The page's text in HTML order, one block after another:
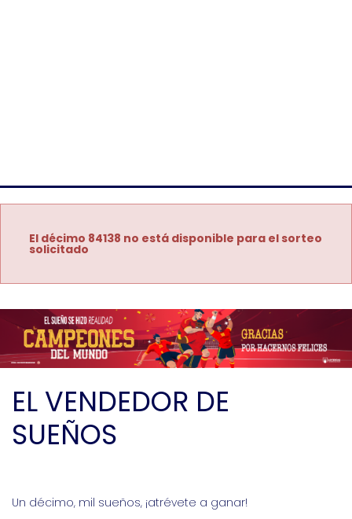
El décimo 84138 no está disponible para el sorteo
solicitado
EL VENDEDOR DE
SUEÑOS
Un décimo, mil sueños, ¡atrévete a ganar!